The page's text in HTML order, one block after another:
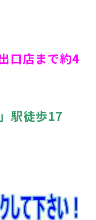
口店まで約4
駅徒歩17